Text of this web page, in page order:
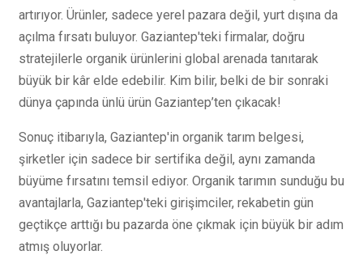
artırıyor. Ürünler, sadece yerel pazara değil, yurt dışına da
açılma fırsatı buluyor. Gaziantep'teki firmalar, doğru
stratejilerle organik ürünlerini global arenada tanıtarak
büyük bir kâr elde edebilir. Kim bilir, belki de bir sonraki
dünya çapında ünlü ürün Gaziantep’ten çıkacak!
Sonuç itibarıyla, Gaziantep'in organik tarım belgesi,
şirketler için sadece bir sertifika değil, aynı zamanda
büyüme fırsatını temsil ediyor. Organik tarımın sunduğu bu
avantajlarla, Gaziantep'teki girişimciler, rekabetin gün
geçtikçe arttığı bu pazarda öne çıkmak için büyük bir adım
atmış oluyorlar.